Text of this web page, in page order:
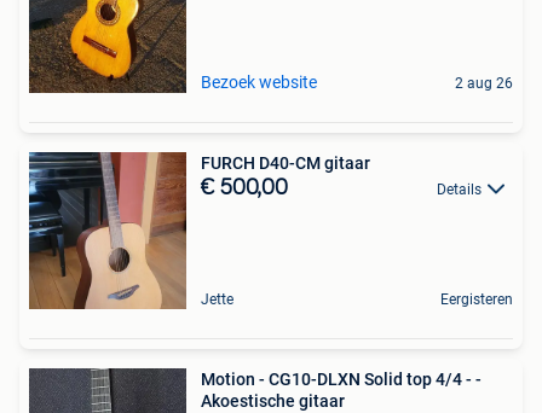
Bezoek website 2 aug 26
FURCH D40-CM gitaar
€ 500,00 Details
Jette Eergisteren
Motion - CG10-DLXN Solid top 4/4 - -
Akoestische gitaar